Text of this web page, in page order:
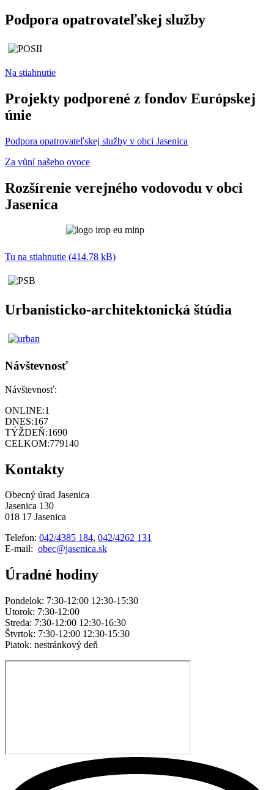
Podpora opatrovateľskej služby
Na stiahnutie
Projekty podporené z fondov Európskej
únie
Podpora opatrovateľskej služby v obci Jasenica
Za vůní našeho ovoce
Rozšírenie verejného vodovodu v obci
Jasenica
Tu na stiahnutie (414.78 kB)
Urbanisticko-architektonická štúdia
Návštevnosť
Návštevnosť:
ONLINE:1
DNES:167
TÝŽDEŇ:1690
CELKOM:779140
Kontakty
Obecný úrad Jasenica
Jasenica 130
018 17 Jasenica
Telefon: 042/4385 184, 042/4262 131
E-mail: obec@jasenica.sk
Úradné hodiny
Pondelok: 7:30-12:00 12:30-15:30
Utorok: 7:30-12:00
Streda: 7:30-12:00 12:30-16:30
Štvrtok: 7:30-12:00 12:30-15:30
Piatok: nestránkový deň